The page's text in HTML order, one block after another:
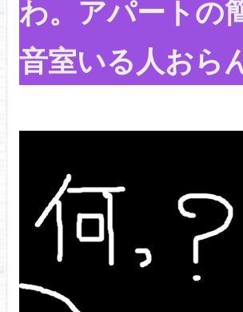
わ。アパートの
音室いる人おら